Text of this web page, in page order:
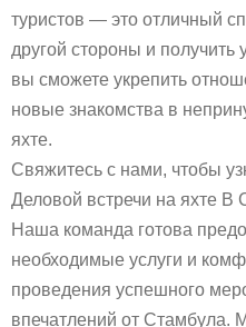
туристов — это отличный
другой стороны и получить
вы сможете укрепить
новые знакомства в
яхте.
Свяжитесь с нами, чтобы
Деловой встречи на яхте В
Наша команда готова
необходимые услуги и
проведения успешного
впечатлений от Стамбула.